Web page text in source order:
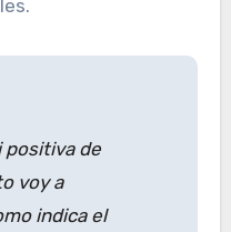
positiva de
voy a
indica el